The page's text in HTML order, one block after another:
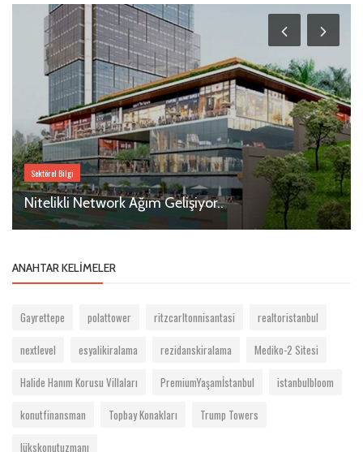
Sektörel Bilgi
Nitelikli Network Ağım Gelişiyor..
ANAHTAR KELIMELER
Gayrettepe polattower ritzcarltonnisantasi
realtoristanbul
nextlevel
esyalikiralama rezidanskiralama
Mediko-2 Sitesi
Halide Hanım Korusu Villaları
PremiumYaşamİstanbul
istanbulbloom
konutfinansman
Topbay Konakları
Trump Towers
lükskonutuzmanı